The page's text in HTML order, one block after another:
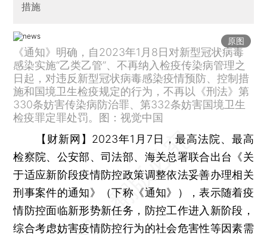
措施
原图
《通知》明确，自2023年1月8日对新型冠状病毒
感染实施“乙类乙管”、不再纳入检疫传染病管理之
日起，对违反新型冠状病毒感染疫情预防、控制措
施和国境卫生检疫规定的行为，不再以《刑法》第
330条妨害传染病防治罪、第332条妨害国境卫生
检疫罪定罪处罚。图：视觉中国
【财新网】 2023年1月7日，最高法院、最高
检察院、公安部、司法部、海关总署联合出台《关
于适应新阶段疫情防控政策调整依法妥善办理相关
刑事案件的通知》（下称《通知》），表示随着疫
情防控面临新形势新任务，防控工作进入新阶段，
综合考虑妨害疫情防控行为的社会危害性等因素需